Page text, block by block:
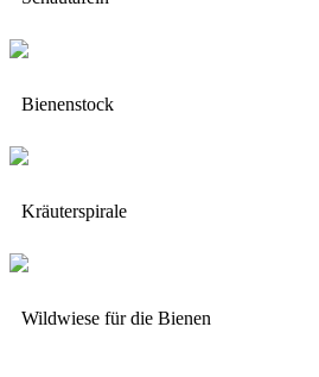
Bienenstock
Kräuterspirale
Wildwiese für die Bienen